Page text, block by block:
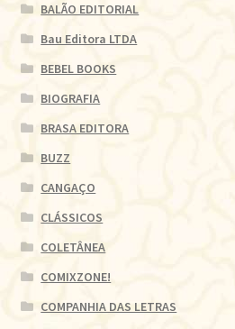
BALÃO EDITORIAL
Bau Editora LTDA
BEBEL BOOKS
BIOGRAFIA
BRASA EDITORA
BUZZ
CANGAÇO
CLÁSSICOS
COLETÂNEA
COMIXZONE!
COMPANHIA DAS LETRAS